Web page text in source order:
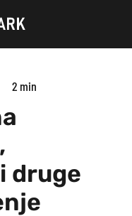
2 min
druge